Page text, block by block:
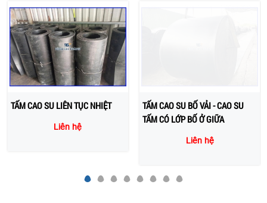
TẤM CAO SU LIÊN TỤC NHIỆT
Liên hệ
TẤM CAO SU BỐ VẢI - CAO SU
TẤM CÓ LỚP BỐ Ở GIỮA
Liên hệ